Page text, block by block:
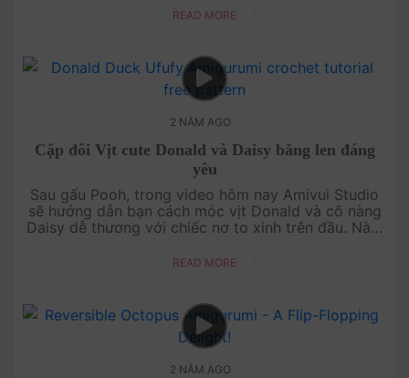
điểm nhấn hoàn h....
READ MORE
2 NĂM AGO
Cặp đôi Vịt cute Donald và Daisy bằng len đáng
yêu
Sau gấu Pooh, trong video hôm nay Amivui Studio
sẽ hướng dẫn bạn cách móc vịt Donald và cô nàng
Daisy dễ thương với chiếc nơ to xinh trên đầu. Nào!
READ MORE
2 NĂM AGO